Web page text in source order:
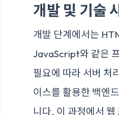
개발 및 기술
개발 단계에서는
JavaScript와 같은
필요에 따라 서버 처
이스를 활용한 백엔
니다. 이 과정에서